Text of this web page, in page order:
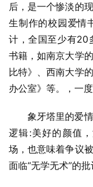
后，是一个惨淡的
生制作的校园爱情
计，全国至少有20
书籍，如南京大学
比特》、西南大学
办公室》等。，一
象牙塔里的爱
逻辑:美好的颜值
场，也意味着争议
面临“无学无术”的批